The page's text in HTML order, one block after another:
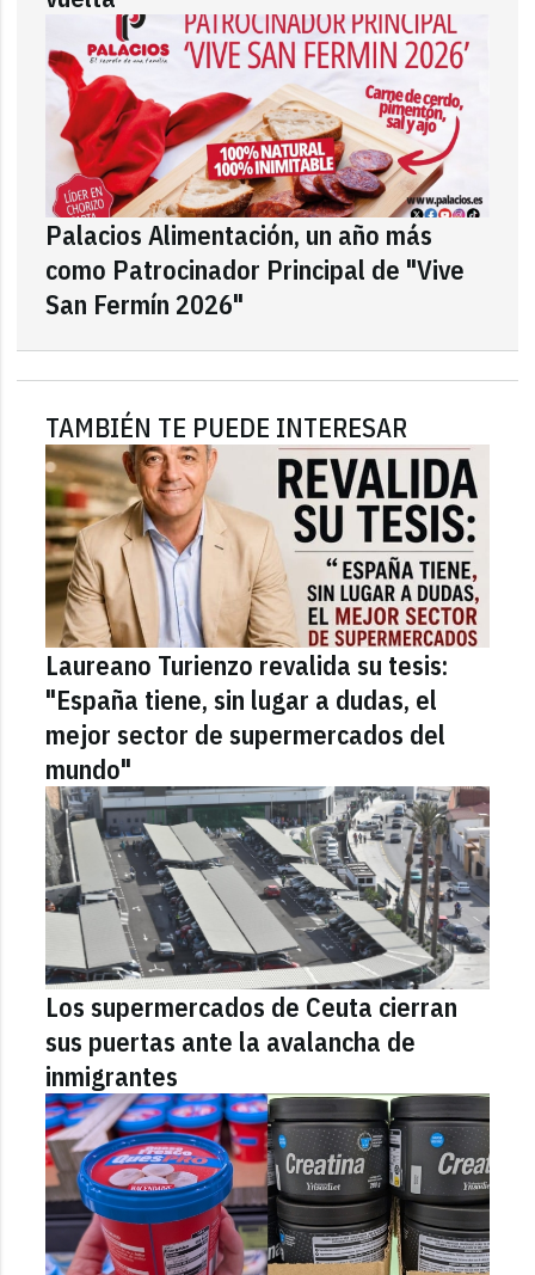
Palacios Alimentación, un año más
como Patrocinador Principal de "Vive
San Fermín 2026"
TAMBIÉN TE PUEDE INTERESAR
Laureano Turienzo revalida su tesis:
"España tiene, sin lugar a dudas, el
mejor sector de supermercados del
mundo"
Los supermercados de Ceuta cierran
sus puertas ante la avalancha de
inmigrantes